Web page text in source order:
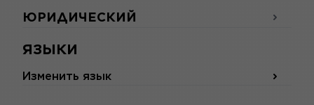
ЯЗЫКИ
Изменить язык
ЮРИДИЧЕСКИЙ